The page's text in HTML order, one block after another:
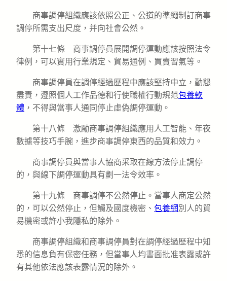
商事調停組織應該依照公正、公道的準繩制訂商事
調停所需支出尺度，并向社會公然。
第十七條 商事調停員展開調停運動應該按照法令
律例，可以實用行業規定、貿易通例、買賣習氣等。
商事調停員在調停經過歷程中應該堅持中立，勤懇
盡責，遵照個人工作品德和行使職權行動規范包養軟
體 ，不得與當事人通同停止虛偽調停運動。
第十八條 激勵商事調停組織應用人工智能、年夜
數據等技巧手腕，進步商事調停東西的品質和效力。
商事調停員與當事人協商采取在線方法停止調停
的，與線下調停運動具有劃一法令效率。
第十九條 商事調停不公然停止。當事人商定公然
的，可以公然停止，但觸及國度機密、 包養網別人的貿
易機密或許小我隱私的除外。
商事調停組織和商事調停員對在調停經過歷程中知
悉的信息負有保密任務，但當事人均書面批准表露或許
有其他依法應該表露情況的除外。